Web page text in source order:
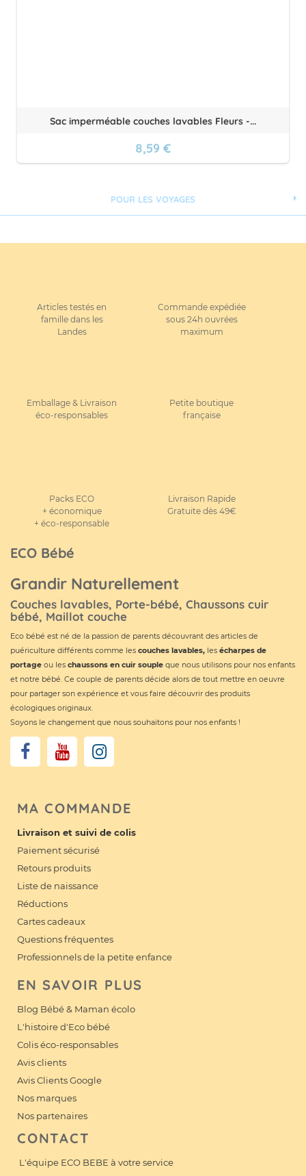
POUR LES VOYAGES
Sac imperméable couches lavables Fleurs -...
8,59 €
Articles testés en
famille dans les
Landes
Commande expédiée
sous 24h ouvrées
maximum
Emballage & Livraison
éco-responsables
Petite boutique
française
Packs ECO
+ économique
+ éco-responsable
Livraison Rapide
Gratuite dès 49€
ECO Bébé
Grandir Naturellement
Couches lavables, Porte-bébé, Chaussons cuir
bébé, Maillot couche
Eco bébé est né de la passion de parents découvrant des articles de
puériculture différents comme les couches lavables, les écharpes de
portage ou les chaussons en cuir souple que nous utilisons pour nos enfants
et notre bébé. Ce couple de parents décide alors de tout mettre en oeuvre
pour partager son expérience et vous faire découvrir des produits
écologiques originaux.
Soyons le changement que nous souhaitons pour nos enfants !
MA COMMANDE
Livraison et suivi de colis
Paiement sécurisé
Retours produits
Liste de naissance
Réductions
Cartes cadeaux
Questions fréquentes
Professionnels de la petite enfance
EN SAVOIR PLUS
Blog Bébé & Maman écolo
L'histoire d'Eco bébé
Colis éco-responsables
Avis clients
Avis Clients Google
Nos marques
Nos partenaires
CONTACT
L'équipe ECO BEBE à votre service